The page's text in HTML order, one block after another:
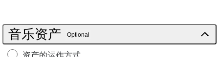
音乐资产 Optional
资产的运作方式